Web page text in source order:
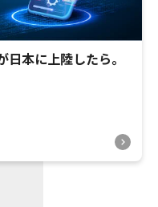
本に上陸したら。